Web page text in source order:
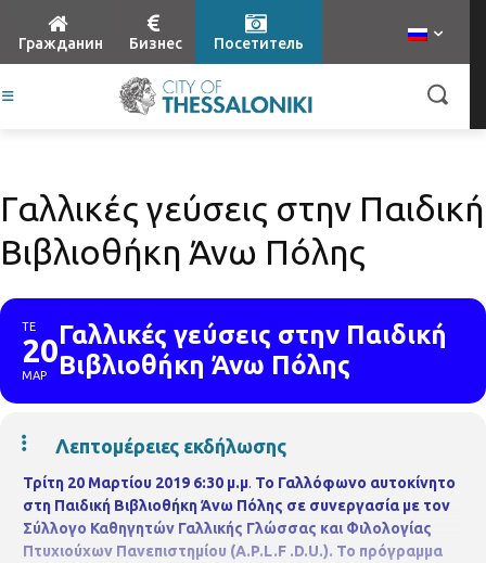
Гражданин Бизнес Посетитель
Γαλλικές γεύσεις στην Παιδική
Βιβλιοθήκη Άνω Πόλης
ΤΕ
20
ΜΑΡ
Γαλλικές γεύσεις στην Παιδική
Βιβλιοθήκη Άνω Πόλης
Λεπτομέρειες εκδήλωσης
Τρίτη 20 Μαρτίου 2019 6:30 μ.μ. Το Γαλλόφωνο αυτοκίνητο
στη Παιδική Βιβλιοθήκη Άνω Πόλης σε συνεργασία με τον
Σύλλογο Καθηγητών Γαλλικής Γλώσσας και Φιλολογίας
Πτυχιούχων Πανεπιστημίου (A.P.L.F .D.U.). Το πρόγραμμα